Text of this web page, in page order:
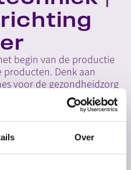
Over
begin van de productie
Denk aan
voor de gezondheidzorg
dunne metalen platen
Deze kunnen
verschillende producten,
vraagt.
AAN